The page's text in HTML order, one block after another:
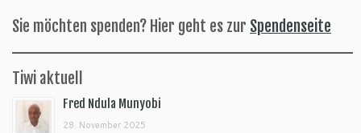
Sie möchten spenden? Hier geht es zur Spendenseite
Tiwi aktuell
Fred Ndula Munyobi
28. November 2025